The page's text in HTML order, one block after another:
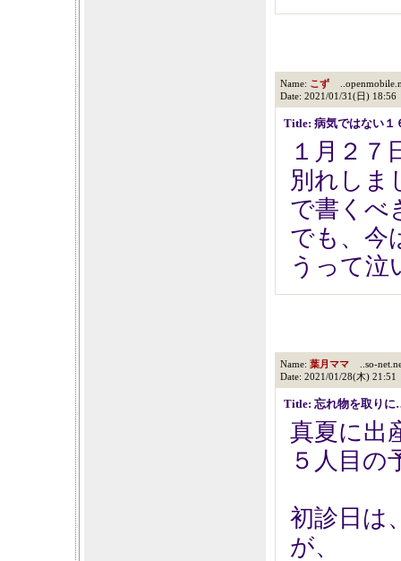
Name: こず
Date: 2021/01/31(日) 18:56
Title: 病気ではない１
１月２７
別れしま
で書くべ
でも、今
うって泣
Name: 葉月ママ..so-
Date: 2021/01/28(木) 21:51
Title: 忘れ物を取り
真夏に出
５人目の
初診日は
が、